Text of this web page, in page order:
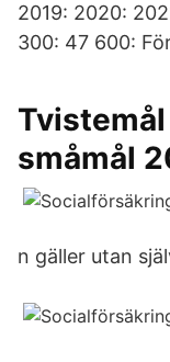
2019: 2020:
300: 47 600:
småmål
n gäller utan